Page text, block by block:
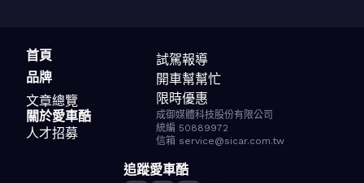
首頁
品牌
文章總覽
試駕報導
開車幫幫忙
限時優惠
關於愛車酷
人才招募
成御媒體科技股份有限公司
統編 50889972
信箱 service@sicar.com.tw
追蹤愛車酷